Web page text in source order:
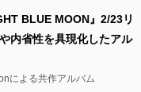
BLUE MOON』2/23リ
内省性を具現化したアル
による共作アルバム